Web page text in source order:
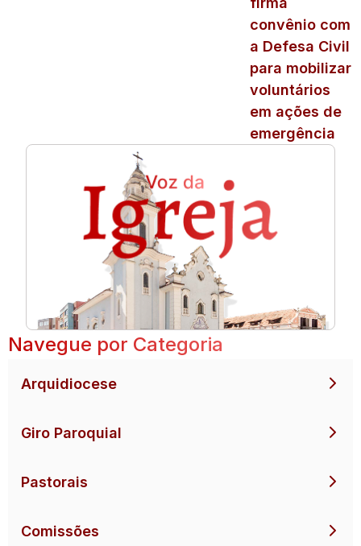
convênio com
a Defesa Civil
para mobilizar
voluntários
em ações de
emergência
Navegue por Categoria
Arquidiocese
Giro Paroquial
Pastorais
Comissões